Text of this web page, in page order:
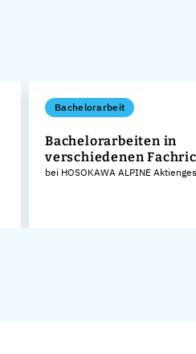
Bachelorarbeit
Bachelorarbeiten in
verschiedenen
bei HOSOKAWA ALPINE